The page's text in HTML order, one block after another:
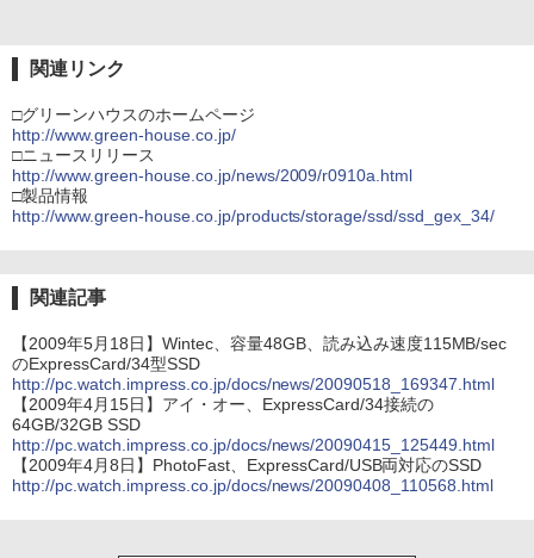
関連リンク
□グリーンハウスのホームページ
http://www.green-house.co.jp/
□ニュースリリース
http://www.green-house.co.jp/news/2009/r0910a.html
□製品情報
http://www.green-house.co.jp/products/storage/ssd/ssd_gex_34/
関連記事
【2009年5月18日】Wintec、容量48GB、読み込み速度115MB/sec
のExpressCard/34型SSD
http://pc.watch.impress.co.jp/docs/news/20090518_169347.html
【2009年4月15日】アイ・オー、ExpressCard/34接続の
64GB/32GB SSD
http://pc.watch.impress.co.jp/docs/news/20090415_125449.html
【2009年4月8日】PhotoFast、ExpressCard/USB両対応のSSD
http://pc.watch.impress.co.jp/docs/news/20090408_110568.html